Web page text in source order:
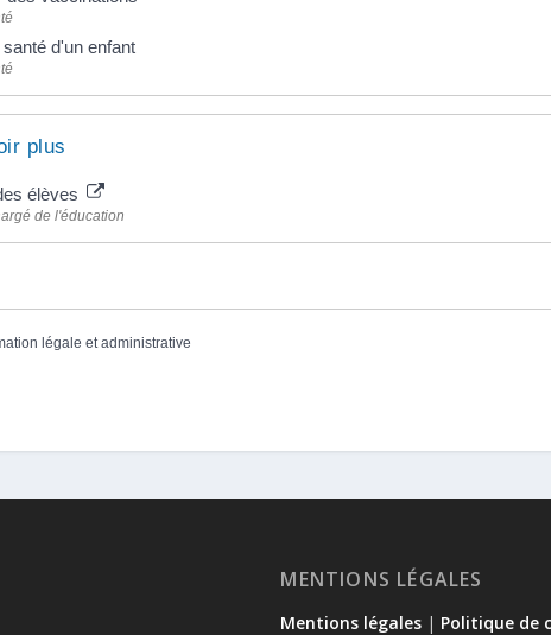
d'un enfant
plus
élèves
de l'éducation
légale et administrative
MENTIONS LÉGALES
Mentions légales | Politique de